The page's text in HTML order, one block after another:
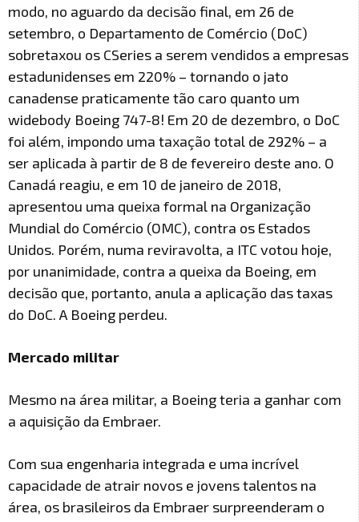
modo, no aguardo da decisão final, em 26 de
setembro, o Departamento de Comércio (DoC)
sobretaxou os CSeries a serem vendidos a empresas
estadunidenses em 220% – tornando o jato
canadense praticamente tão caro quanto um
widebody Boeing 747-8! Em 20 de dezembro, o DoC
foi além, impondo uma taxação total de 292% – a
ser aplicada à partir de 8 de fevereiro deste ano. O
Canadá reagiu, e em 10 de janeiro de 2018,
apresentou uma queixa formal na Organização
Mundial do Comércio (OMC), contra os Estados
Unidos. Porém, numa reviravolta, a ITC votou hoje,
por unanimidade, contra a queixa da Boeing, em
decisão que, portanto, anula a aplicação das taxas
do DoC. A Boeing perdeu.
Mercado militar
Mesmo na área militar, a Boeing teria a ganhar com
a aquisição da Embraer.
Com sua engenharia integrada e uma incrível
capacidade de atrair novos e jovens talentos na
área, os brasileiros da Embraer surpreenderam o